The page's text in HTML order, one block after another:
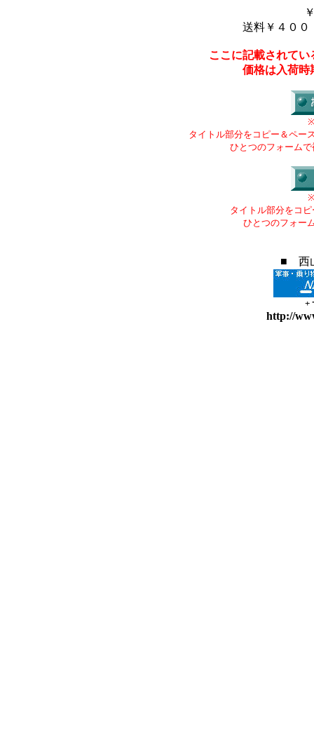
送料￥４００
ここに記載されて
価格は入荷時
タイトル部分をコピー＆ペー
ひとつのフォーム
タイトル部分をコ
ひとつのフォー
■ 西
+
http://